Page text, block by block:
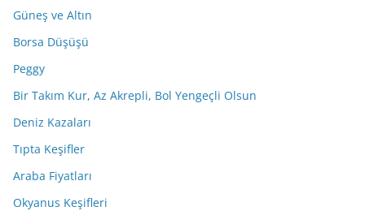
Güneş ve Altın
Borsa Düşüşü
Peggy
Bir Takım Kur, Az Akrepli, Bol Yengeçli Olsun
Deniz Kazaları
Tıpta Keşifler
Araba Fiyatları
Okyanus Keşifleri